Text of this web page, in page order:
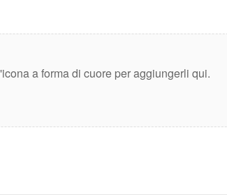
a forma di cuore per aggiungerli qui.